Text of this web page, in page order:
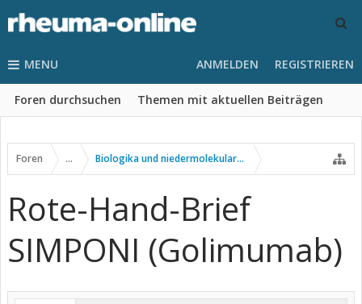
MENU
Foren durchsuchen Themen mit aktuellen Beiträgen
ANMELDEN REGISTRIEREN
Foren ... Biologika und niedermolekulare Wirkstoffe
Rote-Hand-Brief
SIMPONI (Golimumab)